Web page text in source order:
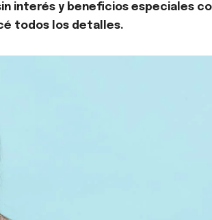
interés y beneficios especiales
todos los detalles.